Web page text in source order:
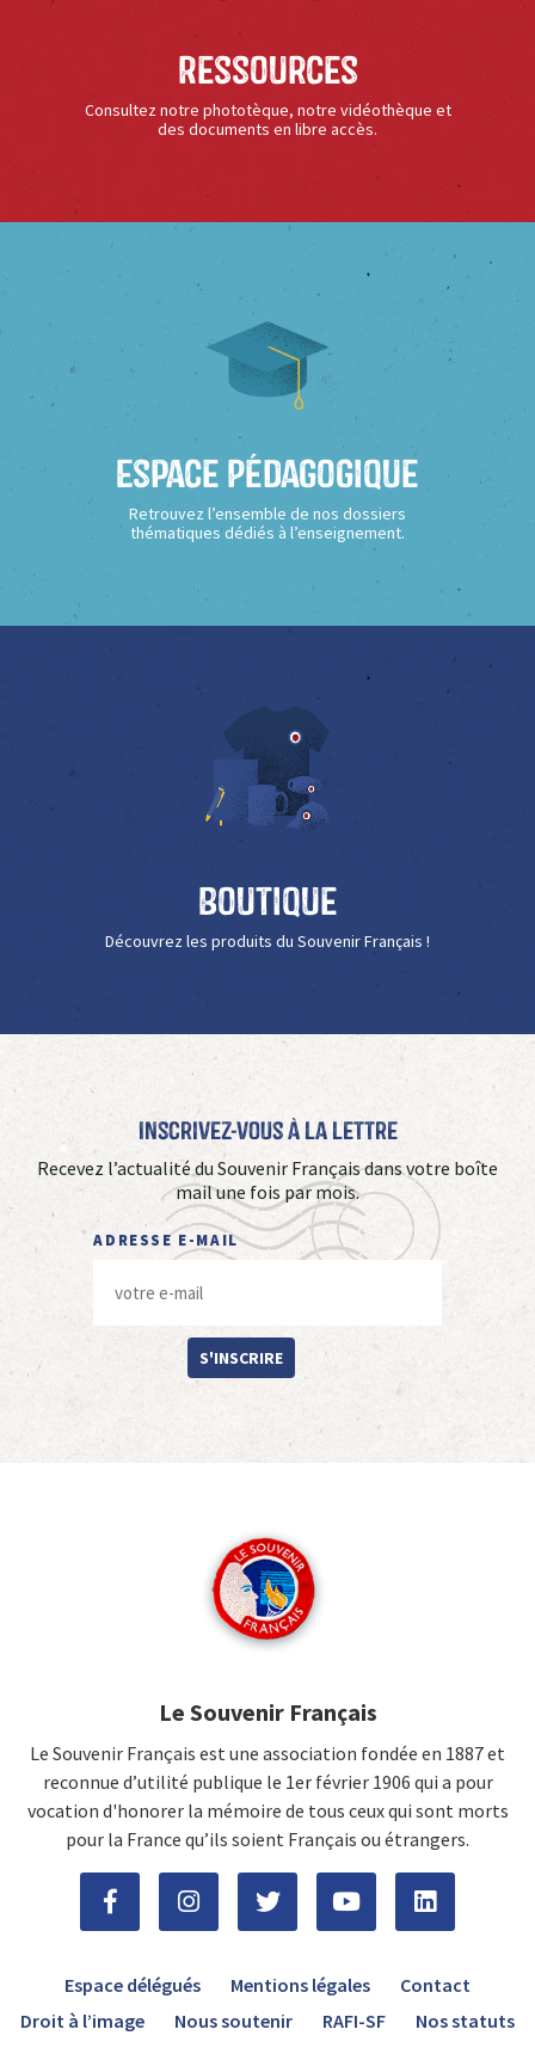
Ressources
Consultez notre phototèque, notre vidéothèque et
des documents en libre accès.
Espace Pédagogique
Retrouvez l’ensemble de nos dossiers
thématiques dédiés à l’enseignement.
Boutique
Découvrez les produits du Souvenir Français !
Inscrivez-vous à La Lettre
Recevez l’actualité du Souvenir Français dans votre boîte
mail une fois par mois.
ADRESSE E-MAIL
S'INSCRIRE
Le Souvenir Français
Le Souvenir Français est une association fondée en 1887 et
reconnue d’utilité publique le 1er février 1906 qui a pour
vocation d'honorer la mémoire de tous ceux qui sont morts
pour la France qu’ils soient Français ou étrangers.
Espace délégués Mentions légales
Contact
Droit à l’image
Nous soutenir RAFI-SF Nos statuts